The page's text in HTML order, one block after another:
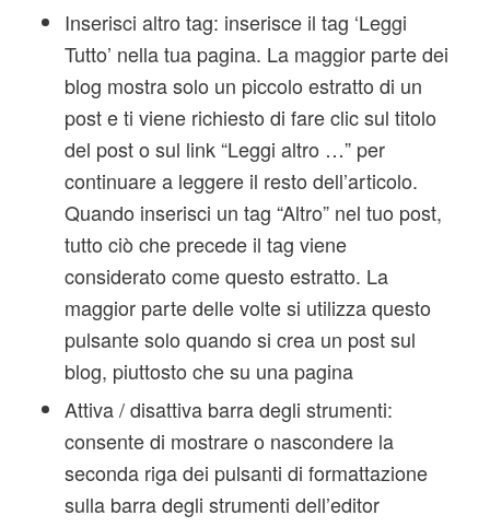
Inserisci altro tag: inserisce il tag ‘Leggi
Tutto’ nella tua pagina. La maggior parte dei
blog mostra solo un piccolo estratto di un
post e ti viene richiesto di fare clic sul titolo
del post o sul link “Leggi altro …” per
continuare a leggere il resto dell’articolo.
Quando inserisci un tag “Altro” nel tuo post,
tutto ciò che precede il tag viene
considerato come questo estratto. La
maggior parte delle volte si utilizza questo
pulsante solo quando si crea un post sul
blog, piuttosto che su una pagina
Attiva / disattiva barra degli strumenti:
consente di mostrare o nascondere la
seconda riga dei pulsanti di formattazione
sulla barra degli strumenti dell’editor